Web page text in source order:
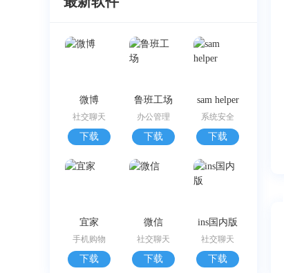
微博
社交聊天
下载
鲁班工场
办公管理
下载
sam helper
系统安全
下载
宜家
手机购物
下载
微信
社交聊天
下载
ins国内版
社交聊天
下载